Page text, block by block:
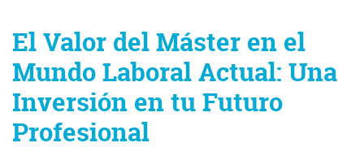
El Valor del Máster en el
Mundo Laboral Actual: Una
Inversión en tu Futuro
Profesional